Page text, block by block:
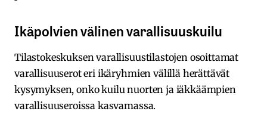
Ikäpolvien välinen varallisuuskuilu
Tilastokeskuksen varallisuustilastojen osoittamat
varallisuuserot eri ikäryhmien välillä herättävät
kysymyksen, onko kuilu nuorten ja iäkkäämpien
varallisuuseroissa kasvamassa.